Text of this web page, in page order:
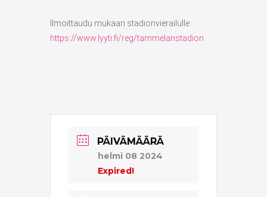
Ilmoittaudu mukaan stadionvierailulle:
https://www.lyyti.fi/reg/tammelanstadion
PÄIVÄMÄÄRÄ
helmi 08 2024
Expired!